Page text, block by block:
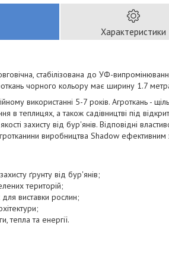
Характеристики
стабілізована до УФ-
чорного кольору має ширину 1.7
використанні 5-7 років. Агроткань -
в теплицях, а також садівництві під
захисту від бур'янів. Відповідні
виробництва Shadow
ґрунту від бур'янів;
територій;
виставки рослин;
тепла та енергії.